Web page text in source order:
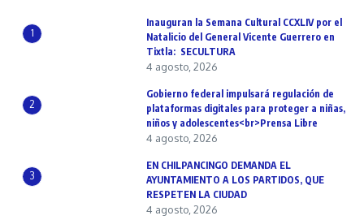
1
Inauguran la Semana Cultural CCXLIV por el
Natalicio del General Vicente Guerrero en
Tixtla: SECULTURA
4 agosto, 2026
2
Gobierno federal impulsará regulación de
plataformas digitales para proteger a niñas,
niños y adolescentes<br>Prensa Libre
4 agosto, 2026
3
EN CHILPANCINGO DEMANDA EL
AYUNTAMIENTO A LOS PARTIDOS, QUE
RESPETEN LA CIUDAD
4 agosto, 2026